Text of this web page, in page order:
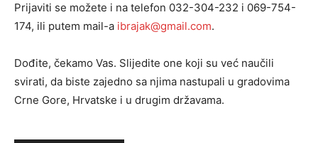
Prijaviti se možete i na telefon 032-304-232 i 069-754-
174, ili putem mail-a ibrajak@gmail.com.
Dođite, čekamo Vas. Slijedite one koji su već naučili
svirati, da biste zajedno sa njima nastupali u gradovima
Crne Gore, Hrvatske i u drugim državama.